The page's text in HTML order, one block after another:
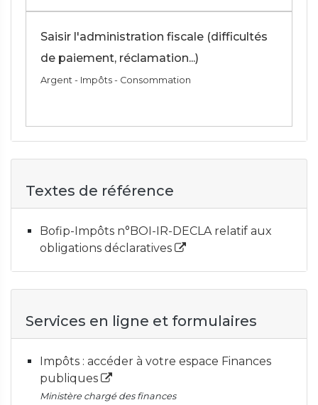
Saisir l'administration fiscale (difficultés
de paiement, réclamation...)
Argent - Impôts - Consommation
Textes de référence
Bofip-Impôts n°BOI-IR-DECLA relatif aux
obligations déclaratives
Services en ligne et formulaires
Impôts : accéder à votre espace Finances
publiques
Ministère chargé des finances